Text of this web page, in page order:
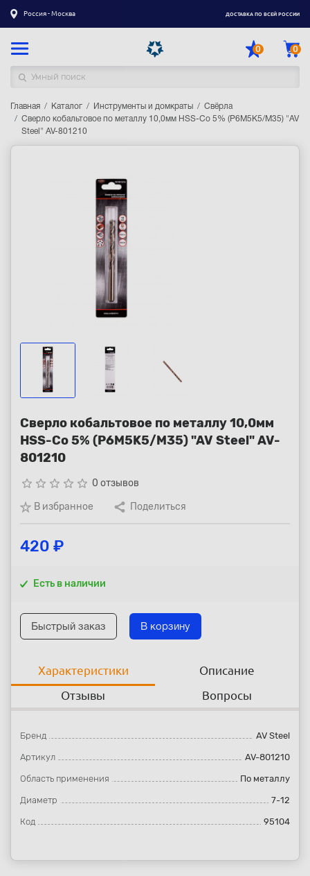
Россия - Москва ДОСТАВКА ПО ВСЕЙ РОССИИ
0 0
Каталог товаров
Оптовым и корпоративным клиентам
+7 (800) 250-15-01
Главная Каталог Инструменты и домкраты
Свёрла
Сверло кобальтовое по металлу 10,0мм HSS-Co 5% (P6M5K5/M35) "AV
Steel" AV-801210
Сверло кобальтовое по металлу 10,0мм
HSS-Co 5% (P6M5K5/M35) "AV Steel" AV-
801210
star_border star_border star_border star_border star_border 0 отзывов
В избранное
Поделиться
420 ₽
Есть в наличии
Быстрый заказ В корзину
Характеристики
Описание
Отзывы
Вопросы
Бренд AV Steel
Артикул AV-801210
Область применения По металлу
Диаметр 7-12
Код 95104